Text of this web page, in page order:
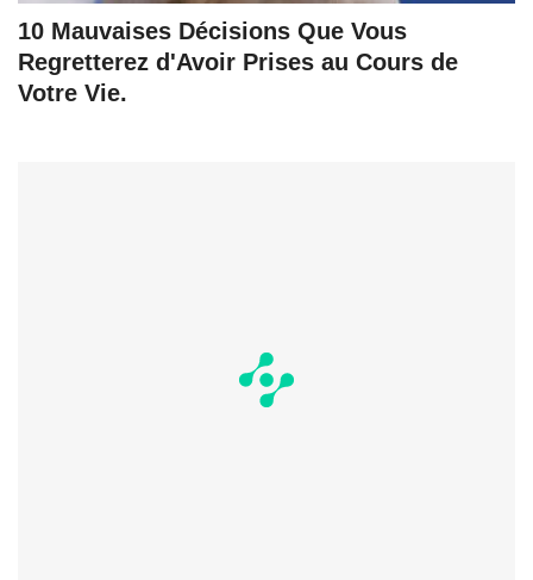
10 Mauvaises Décisions Que Vous
Regretterez d'Avoir Prises au Cours de
Votre Vie.